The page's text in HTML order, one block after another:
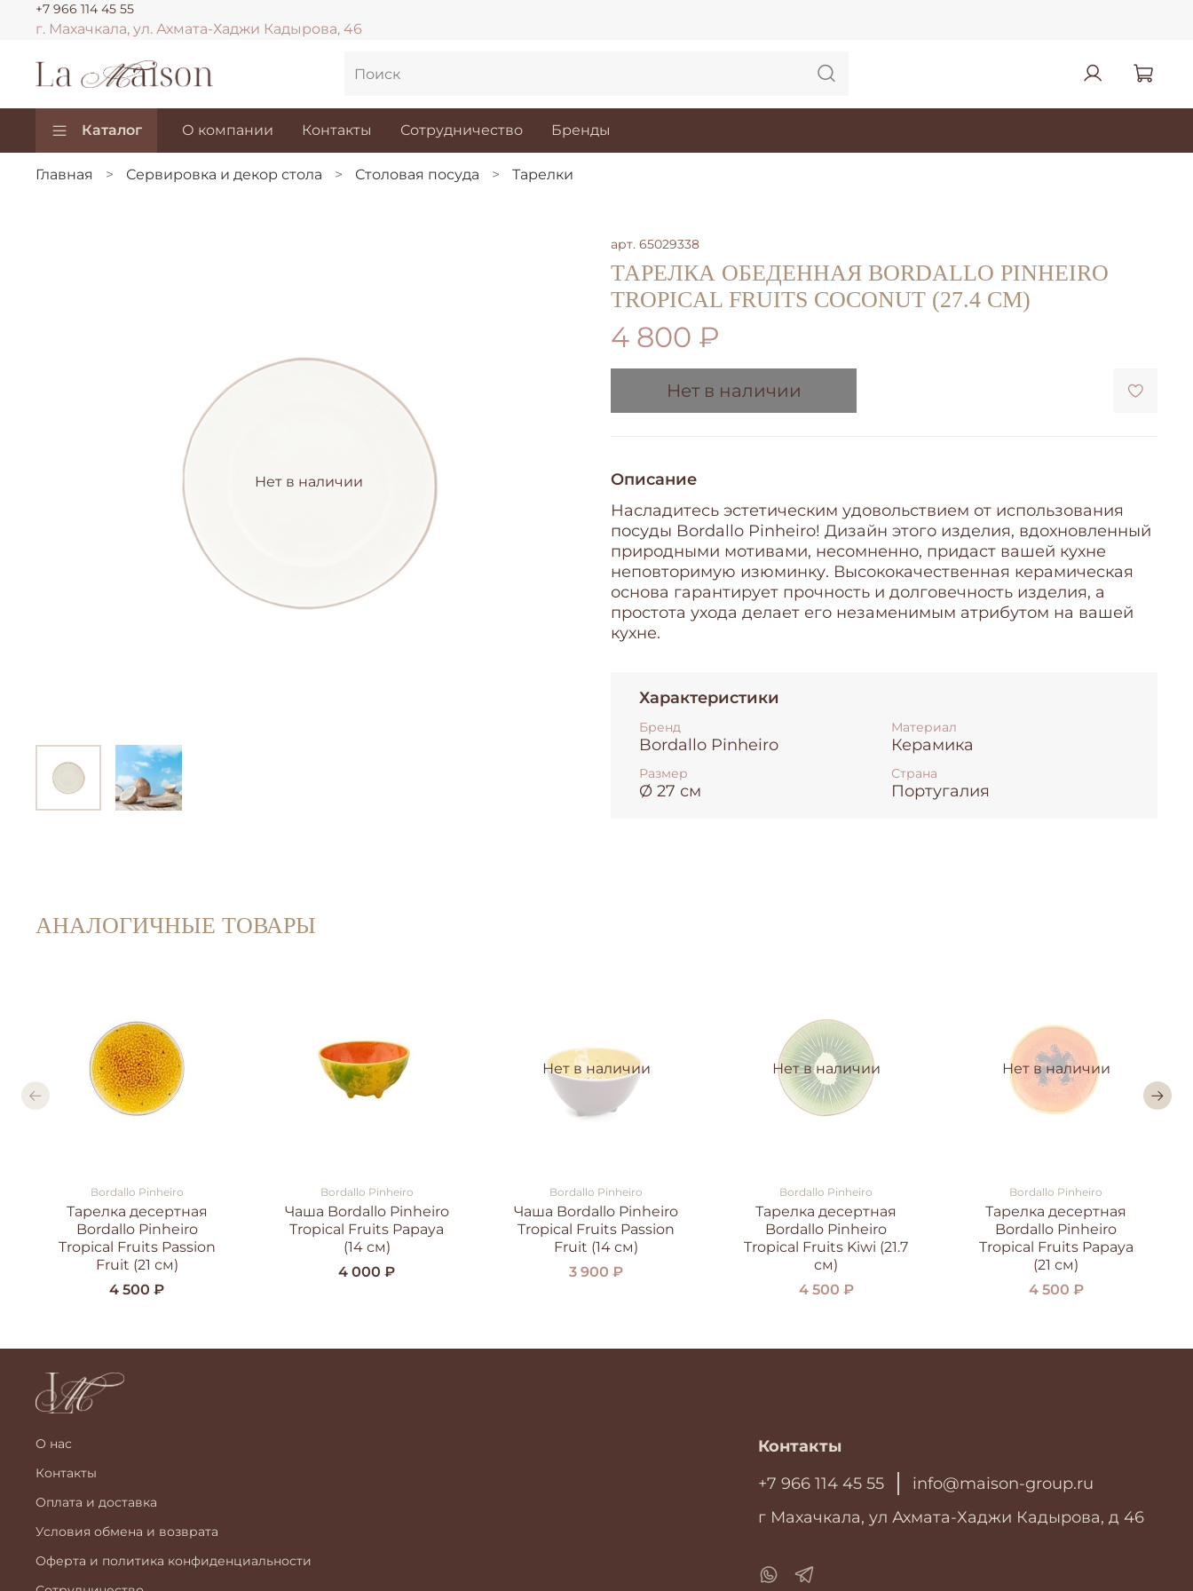
г. Махачкала, ул. Ахмата-Хаджи Кадырова, 46
+7 966 114 45 55
Каталог О компании Контакты Сотрудничество Бренды
Главная Сервировка и декор стола Столовая посуда Тарелки
Нет в наличии
арт. 65029338
ТАРЕЛКА ОБЕДЕННАЯ BORDALLO PINHEIRO
TROPICAL FRUITS COCONUT (27.4 СМ)
4 800 ₽
Нет в наличии
Описание
Насладитесь эстетическим удовольствием от использования
посуды Bordallo Pinheiro! Дизайн этого изделия, вдохновленный
природными мотивами, несомненно, придаст вашей кухне
неповторимую изюминку. Высококачественная керамическая
основа гарантирует прочность и долговечность изделия, а
простота ухода делает его незаменимым атрибутом на вашей
кухне.
Характеристики
Бренд
Bordallo Pinheiro
Материал
Керамика
Размер
Ø 27 см
Страна
Португалия
АНАЛОГИЧНЫЕ ТОВАРЫ
Bordallo Pinheiro
Тарелка десертная
Bordallo Pinheiro
Tropical Fruits Passion
Fruit (21 см)
4 500 ₽
Bordallo Pinheiro
Чаша Bordallo Pinheiro
Tropical Fruits Papaya
(14 см)
4 000 ₽
Нет в наличии
Bordallo Pinheiro
Чаша Bordallo Pinheiro
Tropical Fruits Passion
Fruit (14 см)
3 900 ₽
Нет в наличии
Bordallo Pinheiro
Тарелка десертная
Bordallo Pinheiro
Tropical Fruits Kiwi (21.7
см)
4 500 ₽
Нет в наличии
Bordallo Pinheiro
Тарелка десертная
Bordallo Pinheiro
Tropical Fruits Papaya
(21 см)
4 500 ₽
О нас
Контакты
Оплата и доставка
Условия обмена и возврата
Оферта и политика конфиденциальности
Контакты
+7 966 114 45 55
info@maison-group.ru
г Махачкала, ул Ахмата-Хаджи Кадырова, д 46